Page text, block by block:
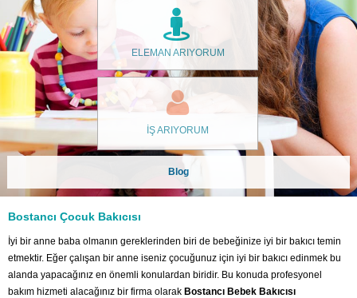
ELEMAN ARIYORUM
İŞ ARIYORUM
Blog
Bostancı Çocuk Bakıcısı
İyi bir anne baba olmanın gereklerinden biri de bebeğinize iyi bir bakıcı temin
etmektir. Eğer çalışan bir anne iseniz çocuğunuz için iyi bir bakıcı edinmek bu
alanda yapacağınız en önemli konulardan biridir. Bu konuda profesyonel
bakım hizmeti alacağınız bir firma olarak Bostancı Bebek Bakıcısı